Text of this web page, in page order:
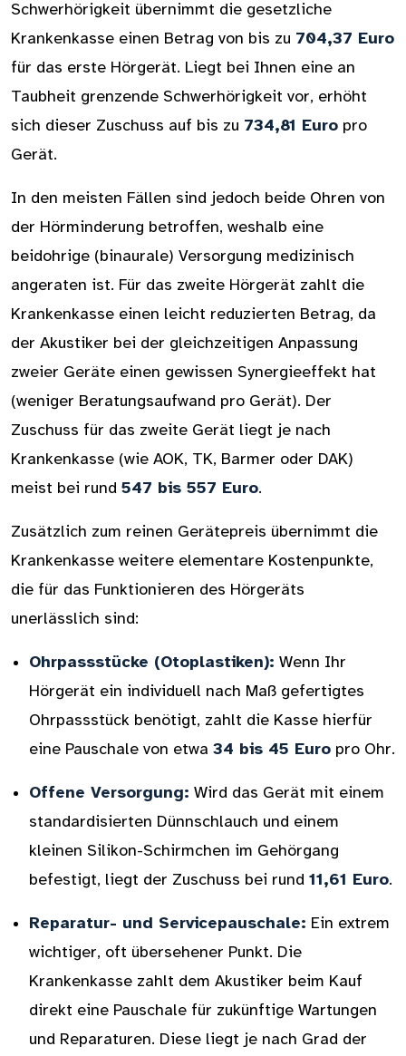
Schwerhörigkeit übernimmt die gesetzliche
Krankenkasse einen Betrag von bis zu 704,37 Euro
für das erste Hörgerät. Liegt bei Ihnen eine an
Taubheit grenzende Schwerhörigkeit vor, erhöht
sich dieser Zuschuss auf bis zu 734,81 Euro pro
Gerät.
In den meisten Fällen sind jedoch beide Ohren von
der Hörminderung betroffen, weshalb eine
beidohrige (binaurale) Versorgung medizinisch
angeraten ist. Für das zweite Hörgerät zahlt die
Krankenkasse einen leicht reduzierten Betrag, da
der Akustiker bei der gleichzeitigen Anpassung
zweier Geräte einen gewissen Synergieeffekt hat
(weniger Beratungsaufwand pro Gerät). Der
Zuschuss für das zweite Gerät liegt je nach
Krankenkasse (wie AOK, TK, Barmer oder DAK)
meist bei rund 547 bis 557 Euro.
Zusätzlich zum reinen Gerätepreis übernimmt die
Krankenkasse weitere elementare Kostenpunkte,
die für das Funktionieren des Hörgeräts
unerlässlich sind:
Ohrpassstücke (Otoplastiken): Wenn Ihr
Hörgerät ein individuell nach Maß gefertigtes
Ohrpassstück benötigt, zahlt die Kasse hierfür
eine Pauschale von etwa 34 bis 45 Euro pro Ohr.
Offene Versorgung: Wird das Gerät mit einem
standardisierten Dünnschlauch und einem
kleinen Silikon-Schirmchen im Gehörgang
befestigt, liegt der Zuschuss bei rund 11,61 Euro.
Reparatur- und Servicepauschale: Ein extrem
wichtiger, oft übersehener Punkt. Die
Krankenkasse zahlt dem Akustiker beim Kauf
direkt eine Pauschale für zukünftige Wartungen
und Reparaturen. Diese liegt je nach Grad der